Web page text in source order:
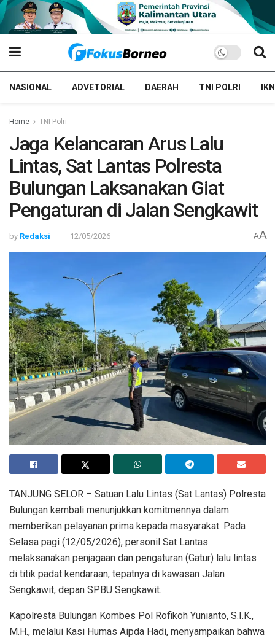
NASIONAL ADVETORIAL DAERAH TNI POLRI IKN
Home TNI Polri
Jaga Kelancaran Arus Lalu
Lintas, Sat Lantas Polresta
Bulungan Laksanakan Giat
Pengaturan di Jalan Sengkawit
by Redaksi 12/05/2026 AA
​TANJUNG SELOR – Satuan Lalu Lintas (Sat Lantas) Polresta
Bulungan kembali menunjukkan komitmennya dalam
memberikan pelayanan prima kepada masyarakat. Pada
Selasa pagi (12/05/2026), personil Sat Lantas
melaksanakan penjagaan dan pengaturan (Gatur) lalu lintas
di titik padat kendaraan, tepatnya di kawasan Jalan
Sengkawit, depan SPBU Sengkawit.
​Kapolresta Bulungan Kombes Pol Rofikoh Yunianto, S.I.K.,
M.H., melalui Kasi Humas Aipda Hadi, menyampaikan bahwa